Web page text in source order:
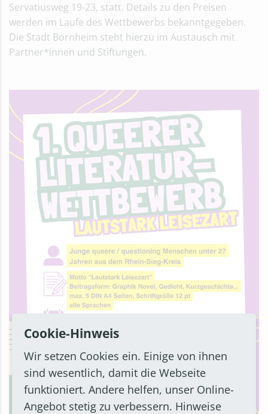
Servatiusweg 19-23, statt. Details zu den Preisen
werden im Laufe des Wettbewerbs bekanntgegeben.
Die Stadt Bornheim steht hierzu im Austausch mit
Partner*innen und Stiftungen.
Cookie-Hinweis
Wir setzen Cookies ein. Einige von ihnen
sind wesentlich, damit die Webseite
funktioniert. Andere helfen, unser Online-
Angebot stetig zu verbessern. Hinweise